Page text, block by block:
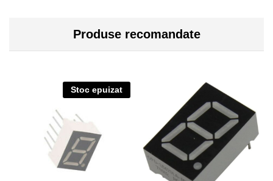
Produse recomandate
Stoc epuizat